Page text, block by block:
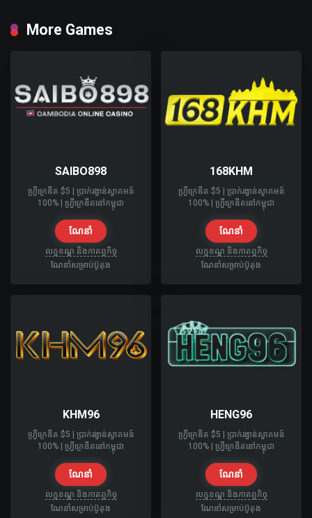
More Games
SAIBO898
ហ្វ្រីក្រេឌីត $5​ | ប្រាក់រង្វាន់ស្វាគមន៍
100% | ហ្វ្រីក្រេឌីតនៅកម្ពុជា
ណែនាំ
លក្ខខណ្ឌ និងកាតព្វកិច្
ណែនាំសម្រាប់ប៊ូតុង
168KHM
ហ្វ្រីក្រេឌីត $5​ | ប្រាក់រង្វាន់ស្វាគមន៍
100% | ហ្វ្រីក្រេឌីតនៅកម្ពុជា
ណែនាំ
លក្ខខណ្ឌ និងកាតព្វកិច្
ណែនាំសម្រាប់ប៊ូតុង
KHM96
ហ្វ្រីក្រេឌីត $5​ | ប្រាក់រង្វាន់ស្វាគមន៍
100% | ហ្វ្រីក្រេឌីតនៅកម្ពុជា
ណែនាំ
លក្ខខណ្ឌ និងកាតព្វកិច្
ណែនាំសម្រាប់ប៊ូតុង
HENG96
ហ្វ្រីក្រេឌីត $5​ | ប្រាក់រង្វាន់ស្វាគមន៍
100% | ហ្វ្រីក្រេឌីតនៅកម្ពុជា
ណែនាំ
លក្ខខណ្ឌ និងកាតព្វកិច្
ណែនាំសម្រាប់ប៊ូតុង